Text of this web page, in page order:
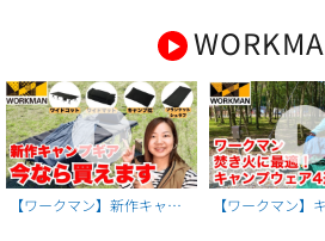
【ワークマン】新作キャン
【ワークマン】